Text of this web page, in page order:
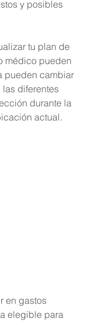
y posibles
tu plan de
médico pueden
pueden cambiar
diferentes
durante la
actual.
en gastos
elegible para